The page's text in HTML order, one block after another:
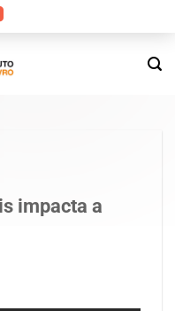
impacta a